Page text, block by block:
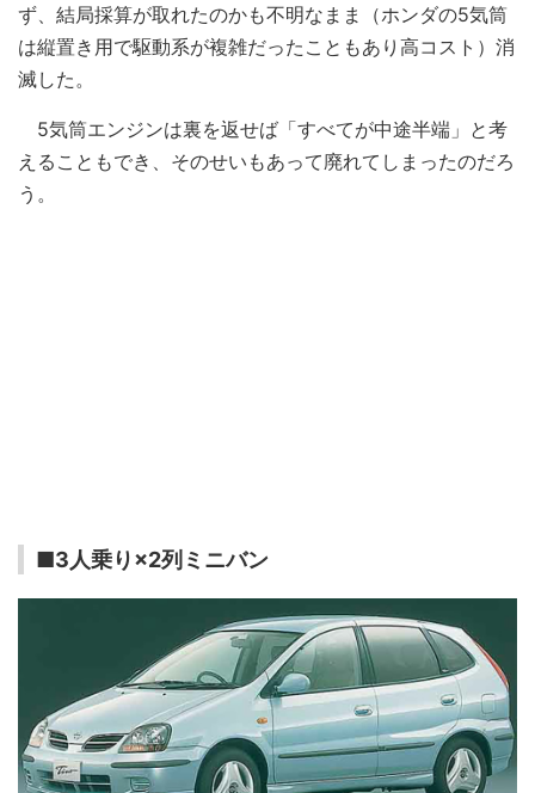
ず、結局採算が取れたのかも不明なまま（ホンダの5気筒
は縦置き用で駆動系が複雑だったこともあり高コスト）消
滅した。
5気筒エンジンは裏を返せば「すべてが中途半端」と考
えることもでき、そのせいもあって廃れてしまったのだろ
う。
■3人乗り×2列ミニバン